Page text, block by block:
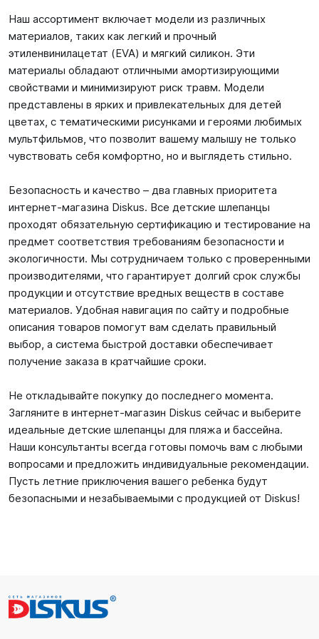
Наш ассортимент включает модели из различных
материалов, таких как легкий и прочный
этиленвинилацетат (EVA) и мягкий силикон. Эти
материалы обладают отличными амортизирующими
свойствами и минимизируют риск травм. Модели
представлены в ярких и привлекательных для детей
цветах, с тематическими рисунками и героями любимых
мультфильмов, что позволит вашему малышу не только
чувствовать себя комфортно, но и выглядеть стильно.
Безопасность и качество – два главных приоритета
интернет-магазина Diskus. Все детские шлепанцы
проходят обязательную сертификацию и тестирование на
предмет соответствия требованиям безопасности и
экологичности. Мы сотрудничаем только с проверенными
производителями, что гарантирует долгий срок службы
продукции и отсутствие вредных веществ в составе
материалов. Удобная навигация по сайту и подробные
описания товаров помогут вам сделать правильный
выбор, а система быстрой доставки обеспечивает
получение заказа в кратчайшие сроки.
Не откладывайте покупку до последнего момента.
Загляните в интернет-магазин Diskus сейчас и выберите
идеальные детские шлепанцы для пляжа и бассейна.
Наши консультанты всегда готовы помочь вам с любыми
вопросами и предложить индивидуальные рекомендации.
Пусть летние приключения вашего ребенка будут
безопасными и незабываемыми с продукцией от Diskus!